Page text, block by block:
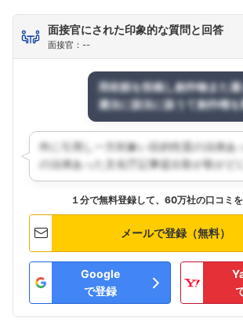
面接官にされた印象的な質問と回答
面接官：--
１分で無料登録して、60万社の口コミ
メールで登録（無料）
Google
で登録